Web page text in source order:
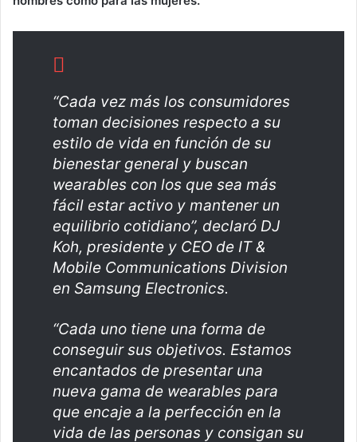
“Cada vez más los consumidores
toman decisiones respecto a su
estilo de vida en función de su
bienestar general y buscan
wearables con los que sea más
fácil estar activo y mantener un
equilibrio cotidiano”, declaró DJ
Koh, presidente y CEO de IT &
Mobile Communications Division
en Samsung Electronics.
“Cada uno tiene una forma de
conseguir sus objetivos. Estamos
encantados de presentar una
nueva gama de wearables para
que encaje a la perfección en la
vida de las personas y consigan su